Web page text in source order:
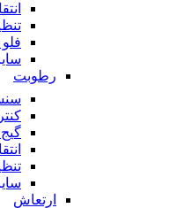
رطوبت
ارتعاش